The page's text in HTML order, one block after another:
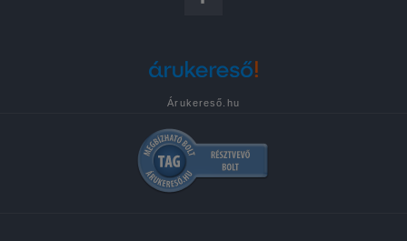
Árukereső.hu